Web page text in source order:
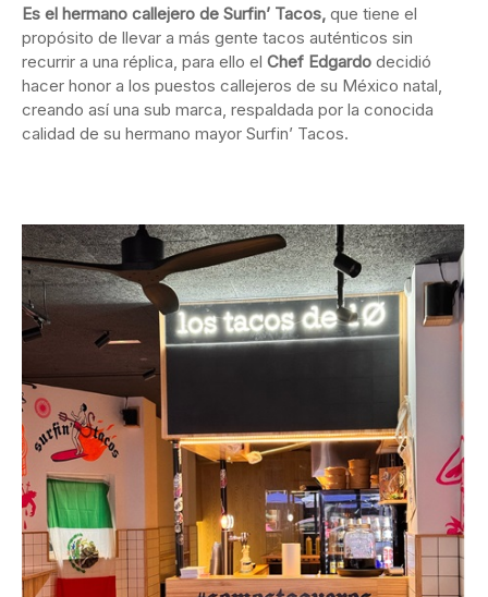
Es el hermano callejero de Surfin’ Tacos, que tiene el
propósito de llevar a más gente tacos auténticos sin
recurrir a una réplica, para ello el Chef Edgardo decidió
hacer honor a los puestos callejeros de su México natal,
creando así una sub marca, respaldada por la conocida
calidad de su hermano mayor Surfin’ Tacos.